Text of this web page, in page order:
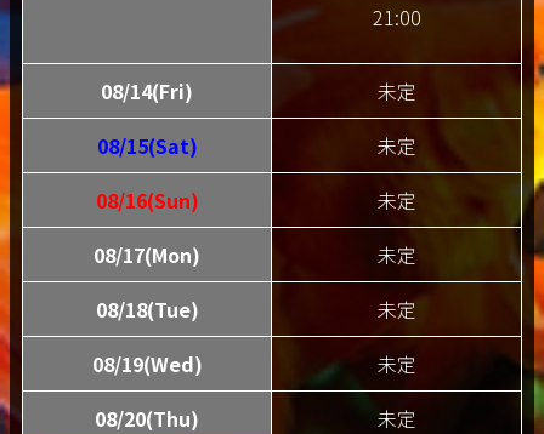
21:00
08/14(Fri)
未定
08/15(Sat)
未定
08/16(Sun)
未定
08/17(Mon)
未定
08/18(Tue)
未定
08/19(Wed)
未定
08/20(Thu)
未定